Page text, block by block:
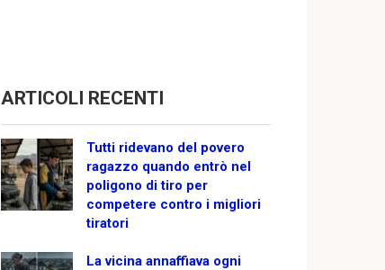
ARTICOLI RECENTI
Tutti ridevano del povero
ragazzo quando entrò nel
poligono di tiro per
competere contro i migliori
tiratori
La vicina annaffiava ogni